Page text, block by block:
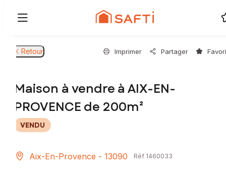
Retour Imprimer Partager
Maison à vendre à AIX-EN-
PROVENCE de 200m²
VENDU
Aix-En-Provence - 13090 Réf 1460033